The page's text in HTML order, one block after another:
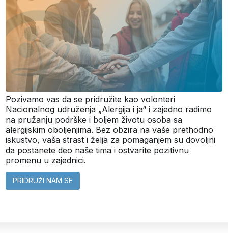
Pozivamo vas da se pridružite kao volonteri
Nacionalnog udruženja „Alergija i ja“ i zajedno radimo
na pružanju podrške i boljem životu osoba sa
alergijskim oboljenjima. Bez obzira na vaše prethodno
iskustvo, vaša strast i želja za pomaganjem su dovoljni
da postanete deo naše tima i ostvarite pozitivnu
promenu u zajednici.
PRIDRUŽI NAM SE